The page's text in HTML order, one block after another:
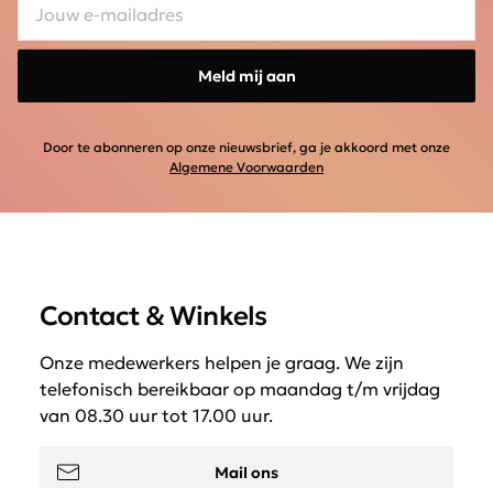
Meld mij aan
Door te abonneren op onze nieuwsbrief, ga je akkoord met onze
Algemene Voorwaarden
Contact & Winkels
Onze medewerkers helpen je graag. We zijn
telefonisch bereikbaar op maandag t/m vrijdag
van 08.30 uur tot 17.00 uur.
Mail ons